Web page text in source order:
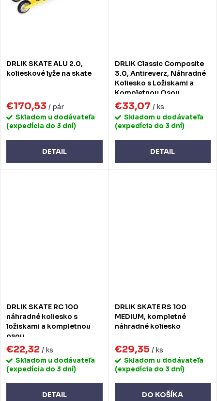
DRLIK SKATE ALU 2.0,
kolieskové lyže na skate
€170,53 / pár
Skladom u dodávateľa
(expedícia do 3 dní)
DETAIL
DRLIK Classic Composite
3.0, Antireverz, Náhradné
Koliesko s Ložiskami a
Kompletnou Osou
€33,07 / ks
Skladom u dodávateľa
(expedícia do 3 dní)
DETAIL
DRLIK SKATE RC 100
náhradné koliesko s
ložiskami a kompletnou
osou
€22,32 / ks
Skladom u dodávateľa
(expedícia do 3 dní)
DETAIL
DRLIK SKATE RS 100
MEDIUM, kompletné
náhradné koliesko
€29,35 / ks
Skladom u dodávateľa
(expedícia do 3 dní)
DO KOŠÍKA